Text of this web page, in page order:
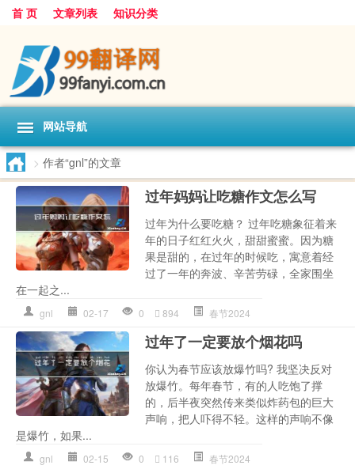
首 页 文章列表 知识分类
网站导航
> 作者“gnl”的文章
过年妈妈让吃糖作文怎么写
过年为什么要吃糖？ 过年吃糖象征着来
年的日子红红火火，甜甜蜜蜜。因为糖
果是甜的，在过年的时候吃，寓意着经
过了一年的奔波、辛苦劳碌，全家围坐
在一起之...
gnl 02-17 0 894 春节2024
过年了一定要放个烟花吗
你认为春节应该放爆竹吗? 我坚决反对
放爆竹。每年春节，有的人吃饱了撑
的，后半夜突然传来类似炸药包的巨大
声响，把人吓得不轻。这样的声响不像
是爆竹，如果...
gnl 02-15 0 116 春节2024